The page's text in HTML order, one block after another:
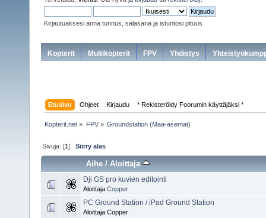
Kirjautuaksesi anna tunnus, salasana ja istuntosi pituus
Kopterit Multikopterit FPV Yhdistys
Etusivu Ohjeet Kirjaudu * Rekisteröidy Foorumin käyttäjäksi *
Kopterit.net » FPV» Groundstation (Maa-asemat)
Sivuja: [1]Siirry alas
Aihe /Aloittaja
Dji GS pro kuvien editointi
Aloittaja Copper
PC Ground Station / iPad Ground Station
Aloittaja Copper